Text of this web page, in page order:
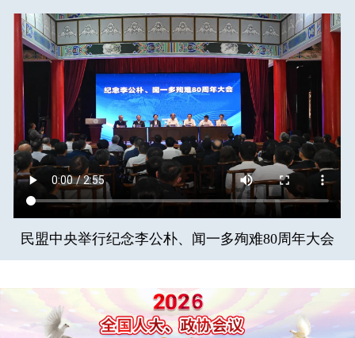
民盟中央举行纪念李公朴、闻一多殉难80周年大会